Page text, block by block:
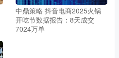
中鼎策略 抖音电商2025火锅
开吃节数据报告：8天成交
7024万单